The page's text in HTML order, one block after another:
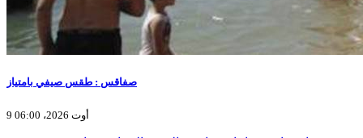
صفاقس : طقس صيفي بامتياز
9 أوت 2026، 06:00